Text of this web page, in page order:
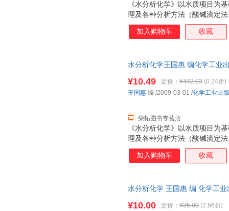
《水分析化学》以水质项目为
理及各种分析方法（酸碱滴定
法、分光光度法、光谱分析法
法、流动注射分析法）的基本
程、给水排水、环境科学等相
加入购物车 收藏
水分析化学王国惠 编化学工业
《水分析化学》以水质项目为
理及各种分析方法（酸碱滴定
法、分光光度法、光谱分析法
法、流动注射分析法）的基本
程、给水排水、环境科学等相
¥10.49 定价： ¥442.03 (0.24折)
荣拓图书专营店
王国惠 编 /2009-03-01 /化学工业出
加入购物车 收藏
水分析化学 王国惠 编 化学工
¥10.00 定价： ¥35.00 (2.86折)